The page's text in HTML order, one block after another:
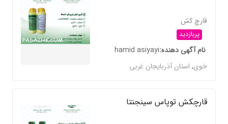
قارچ کش
پربازدید
نام آگهی دهندهhamid asiyayi
خوی,استان آذربایجان غربی
قارچکش توپاس سینجنتا